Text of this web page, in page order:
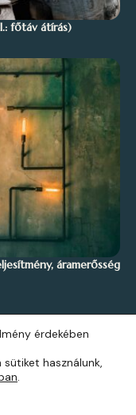
főtáv átírás)
áramerősség
érdekében
használunk,
.